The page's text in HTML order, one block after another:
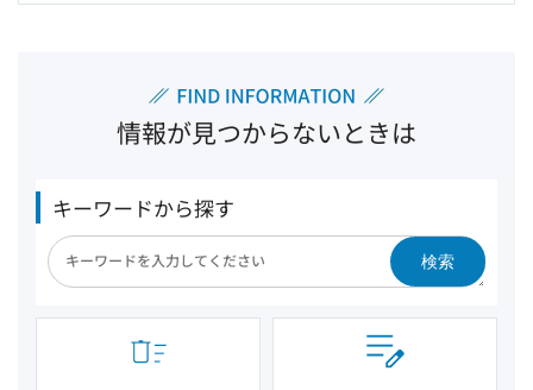
情報が見つからないときは
キーワードから探す
検索